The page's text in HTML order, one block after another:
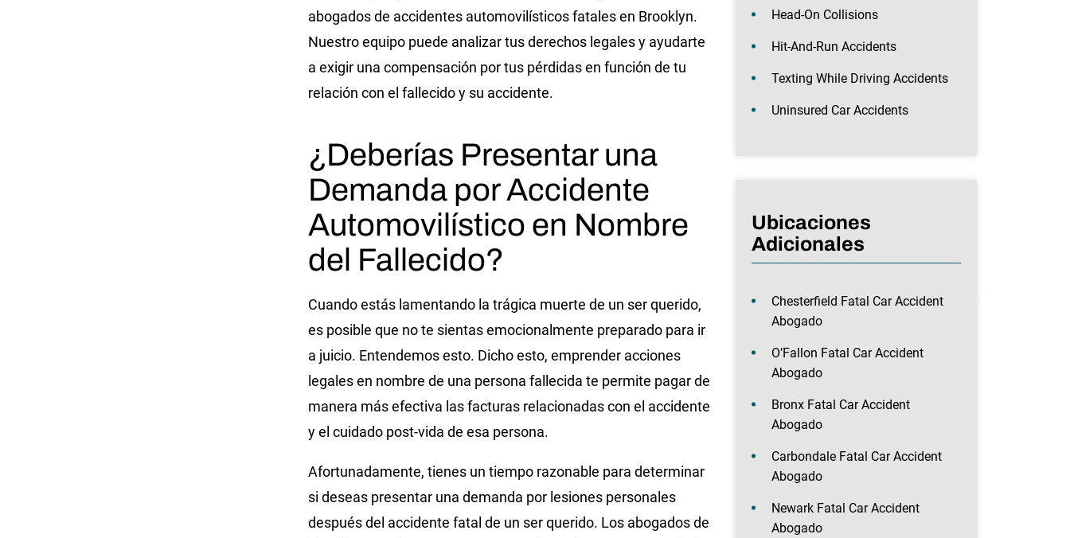
abogados de accidentes automovilísticos fatales en Brooklyn.
Nuestro equipo puede analizar tus derechos legales y ayudarte
a exigir una compensación por tus pérdidas en función de tu
relación con el fallecido y su accidente.
¿Deberías Presentar una
Demanda por Accidente
Automovilístico en Nombre
del Fallecido?
Cuando estás lamentando la trágica muerte de un ser querido,
es posible que no te sientas emocionalmente preparado para ir
a juicio. Entendemos esto. Dicho esto, emprender acciones
legales en nombre de una persona fallecida te permite pagar de
manera más efectiva las facturas relacionadas con el accidente
y el cuidado post-vida de esa persona.
Afortunadamente, tienes un tiempo razonable para determinar
si deseas presentar una demanda por lesiones personales
después del accidente fatal de un ser querido. Los abogados de
Head-On Collisions
Hit-And-Run Accidents
Texting While Driving Accidents
Uninsured Car Accidents
Ubicaciones
Adicionales
Chesterfield Fatal Car Accident
Abogado
O’Fallon Fatal Car Accident
Abogado
Bronx Fatal Car Accident
Abogado
Carbondale Fatal Car Accident
Abogado
Newark Fatal Car Accident
Abogado